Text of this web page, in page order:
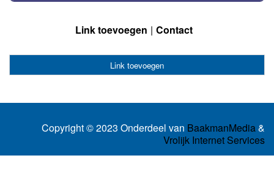
Link toevoegen Contact
Link toevoegen
Copyright © 2023 Onderdeel van BaakmanMedia&
Vrolijk Internet Services